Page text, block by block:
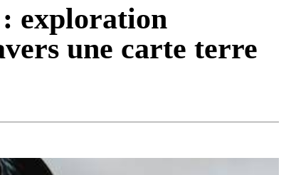
exploration
une carte terre